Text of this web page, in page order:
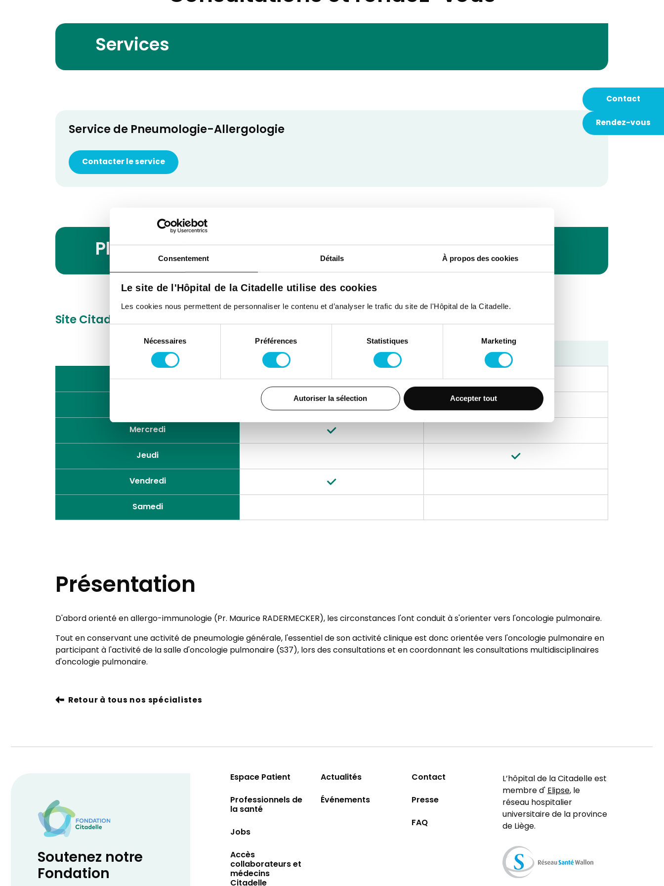
Consentement Détails À propos des cookies
Le site de l'Hôpital de la Citadelle utilise des cookies
Les cookies nous permettent de personnaliser le contenu et d’analyser le trafic du site de l'Hôpital de la Citadelle.
consentement
Nécessaires Préférences Statistiques Marketing
Autoriser la sélection Accepter tout
Contact
Rendez-vous
Services
Service de Pneumologie-Allergologie
Contacter le service
Planning des consultations
Site Citadelle
Après-midi
Lundi
Mercredi
Jeudi
Vendredi
Samedi
Présentation
D'abord orienté en allergo-immunologie (Pr. Maurice RADERMECKER), les circonstances l'ont conduit à s'orienter vers l'oncologie pulmonaire.
Tout en conservant une activité de pneumologie générale, l'essentiel de son activité clinique est donc orientée vers l'oncologie pulmonaire en
participant à l'activité de la salle d'oncologie pulmonaire (S37), lors des consultations et en coordonnant les consultations multidisciplinaires
d'oncologie pulmonaire.
Retour à tous nos spécialistes
Soutenez notre
Fondation
Espace Patient
Professionnels de
la santé
Jobs
Accès
collaborateurs et
médecins
Actualités
Événements
Contact
Presse
FAQ
L’hôpital de la Citadelle est
membre d'Elipse, le
réseau hospitalier
universitaire de la province
de Liège.